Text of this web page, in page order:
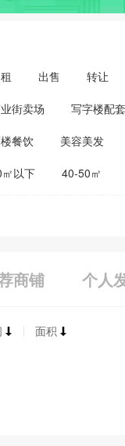
出售 转让
街卖场 写字楼配套
餐饮 美容美发
家居建材
以下 40-50㎡
商铺 个人
面积